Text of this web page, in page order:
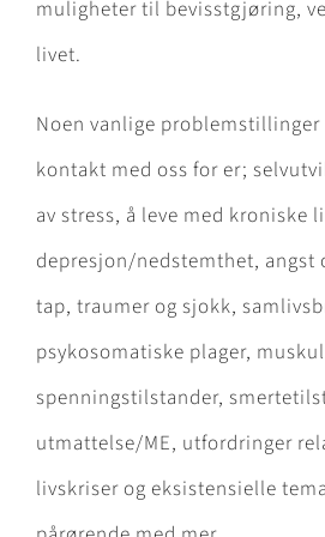
muligheter til bevisstgjøring,
livet.
Noen vanlige
kontakt med oss for er;
av stress, å leve med kroniske
depresjon/nedstemthet, angst
tap, traumer og sjokk,
psykosomatiske plager,
spenningstilstander,
utmattelse/ME, utfordringer
livskriser og eksistensielle